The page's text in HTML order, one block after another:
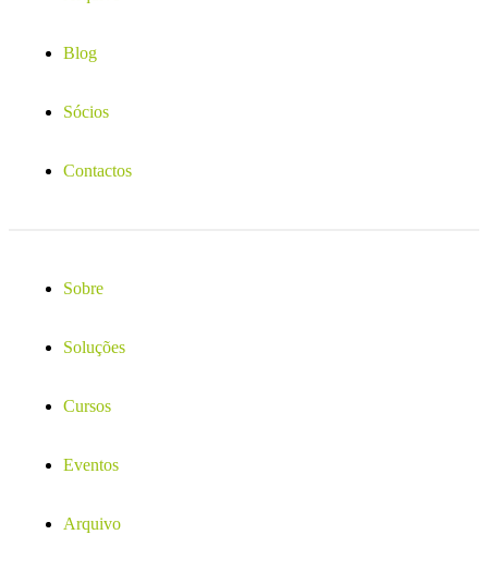
Blog
Sócios
Contactos
Sobre
Soluções
Cursos
Eventos
Arquivo